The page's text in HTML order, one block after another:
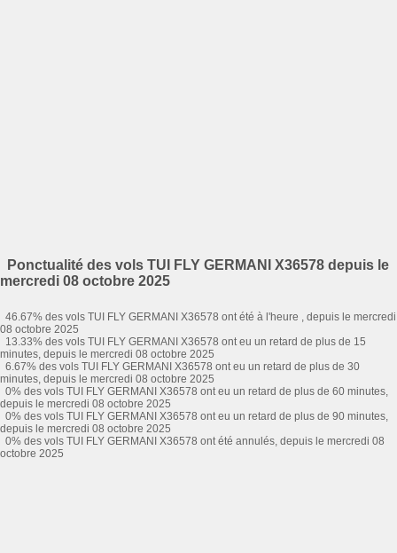
Ponctualité des vols TUI FLY GERMANI X36578 depuis le
mercredi 08 octobre 2025
46.67% des vols TUI FLY GERMANI X36578 ont été à l'heure , depuis le mercredi
08 octobre 2025
13.33% des vols TUI FLY GERMANI X36578 ont eu un retard de plus de 15
minutes, depuis le mercredi 08 octobre 2025
6.67% des vols TUI FLY GERMANI X36578 ont eu un retard de plus de 30
minutes, depuis le mercredi 08 octobre 2025
0% des vols TUI FLY GERMANI X36578 ont eu un retard de plus de 60 minutes,
depuis le mercredi 08 octobre 2025
0% des vols TUI FLY GERMANI X36578 ont eu un retard de plus de 90 minutes,
depuis le mercredi 08 octobre 2025
0% des vols TUI FLY GERMANI X36578 ont été annulés, depuis le mercredi 08
octobre 2025